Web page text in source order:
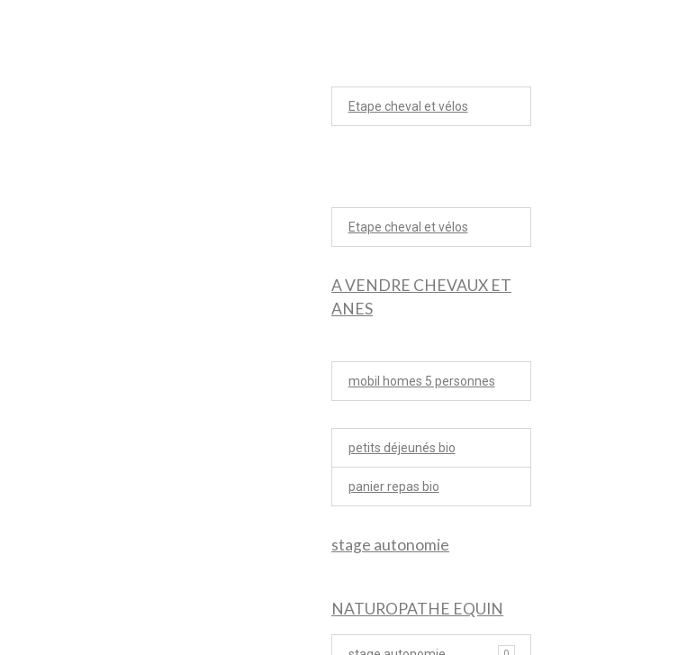
Etape cheval et vélos
Etape cheval et vélos
A VENDRE CHEVAUX ET
ANES
mobil homes 5 personnes
petits déjeunés bio
panier repas bio
stage autonomie
NATUROPATHE EQUIN